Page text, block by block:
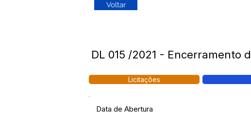
Voltar
DL 015 /2021 - Encerramento
Licitações
Data de Abertura